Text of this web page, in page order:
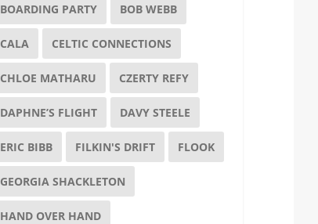
BOARDING PARTY BOB WEBB
CALA CELTIC CONNECTIONS
CHLOE MATHARU CZERTY REFY
DAPHNE’S FLIGHT DAVY STEELE
ERIC BIBB FILKIN'S DRIFT FLOOK
GEORGIA SHACKLETON
HAND OVER HAND